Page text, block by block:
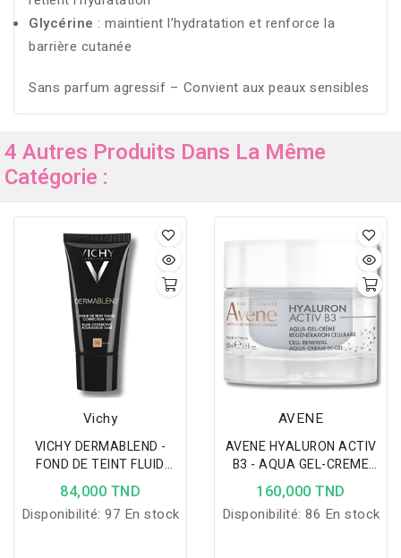
Glycérine : maintient l’hydratation et renforce la
barrière cutanée
Sans parfum agressif – Convient aux peaux sensibles
4 Autres Produits Dans La Même
Catégorie :
Vichy
VICHY DERMABLEND -
FOND DE TEINT FLUID
CORRECTEUR TEINTE 35
SAND SPF28 30ML
84,000 TND
Disponibilité: 97 En stock
AVENE
AVENE HYALURON ACTIV
B3 - AQUA GEL-CREME
REGENERATION
CELLULAIRE 50ML
160,000 TND
Disponibilité: 86 En stock